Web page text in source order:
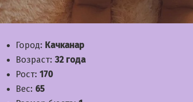
Город: Качканар
Возраст: 32 года
Рост: 170
Вес: 65